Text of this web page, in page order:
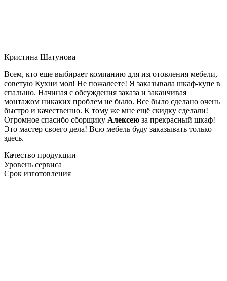
Кристина Шатунова
Всем, кто еще выбирает компанию для изготовления мебели,
советую Кухни мол! Не пожалеете! Я заказывала шкаф-купе в
спальню. Начиная с обсуждения заказа и заканчивая
монтажом никаких проблем не было. Все было сделано очень
быстро и качественно. К тому же мне ещё скидку сделали!
Огромное спасибо сборщику Алексею за прекрасный шкаф!
Это мастер своего дела! Всю мебель буду заказывать только
здесь.
Качество продукции
Уровень сервиса
Срок изготовления